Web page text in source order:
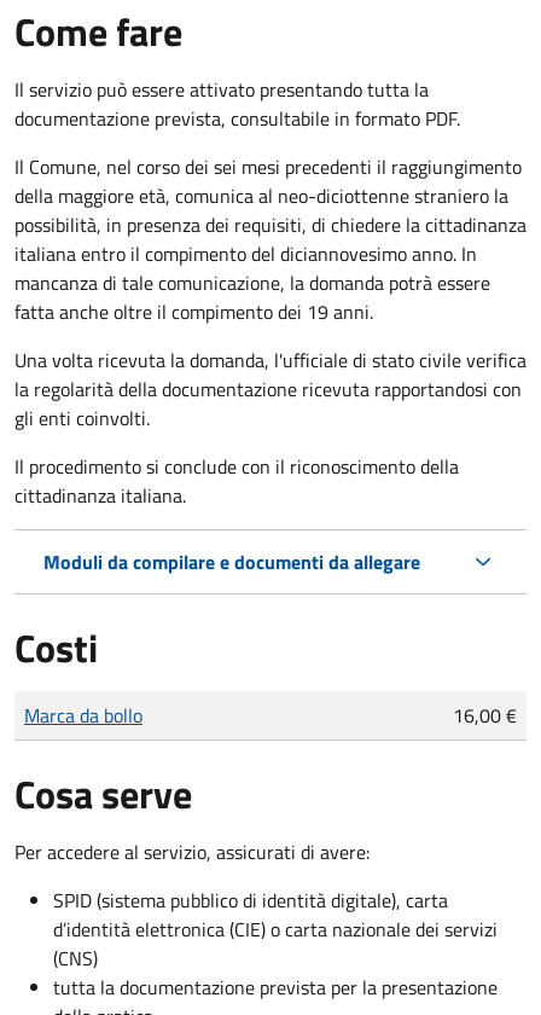
Come fare
Il servizio può essere attivato presentando tutta la
documentazione prevista, consultabile in formato PDF.
Il Comune, nel corso dei sei mesi precedenti il raggiungimento
della maggiore età, comunica al neo-diciottenne straniero la
possibilità, in presenza dei requisiti, di chiedere la cittadinanza
italiana entro il compimento del diciannovesimo anno. In
mancanza di tale comunicazione, la domanda potrà essere
fatta anche oltre il compimento dei 19 anni.
Una volta ricevuta la domanda, l'ufficiale di stato civile verifica
la regolarità della documentazione ricevuta rapportandosi con
gli enti coinvolti.
Il procedimento si conclude con il riconoscimento della
cittadinanza italiana.
Moduli da compilare e documenti da allegare
Costi
Tipo di pagamento
Importo
Marca da bollo 16,00 €
Cosa serve
Per accedere al servizio, assicurati di avere:
SPID (sistema pubblico di identità digitale), carta
d’identità elettronica (CIE) o carta nazionale dei servizi
(CNS)
tutta la documentazione prevista per la presentazione